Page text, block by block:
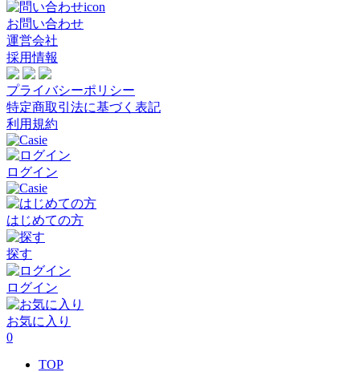
お問い合わせ
運営会社
採用情報
プライバシーポリシー
特定商取引法に基づく表記
利用規約
ログイン
はじめての方
探す
ログイン
お気に入り
0
TOP